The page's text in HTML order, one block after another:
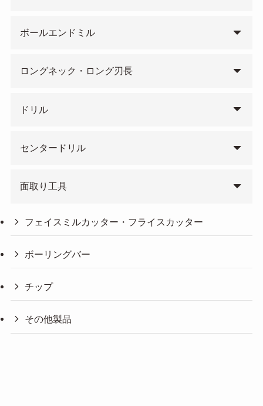
ボールエンドミル
ロングネック・ロング刃長
ドリル
センタードリル
面取り工具
フェイスミルカッター・フライスカッター
ボーリングバー
チップ
その他製品